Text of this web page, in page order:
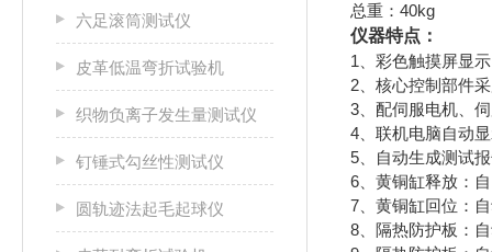
六足滚筒测试仪
皮革低温弯折试验机
织物负离子发生量测试仪
钉锤式勾丝性测试仪
圆轨迹法起毛起球仪
总重：40kg
仪器特点：
1、彩色触摸屏显
2、核心控制部件
3、配伺服电机、
4、联机电脑自动
5、自动生成测试
6、黄铜缸释放：
7、黄铜缸回位：
8、隔热防护板：